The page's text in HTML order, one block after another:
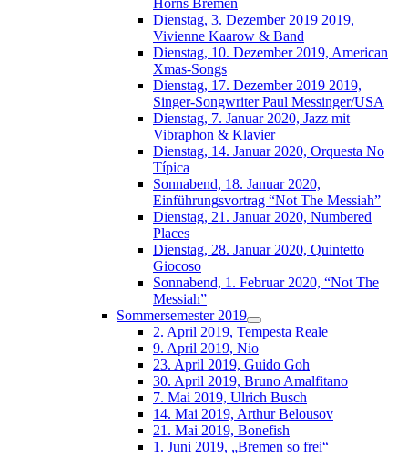
Dienstag, 3. Dezember 2019 2019,
Vivienne Kaarow & Band
Dienstag, 10. Dezember 2019, American
Xmas-Songs
Dienstag, 17. Dezember 2019 2019,
Singer-Songwriter Paul Messinger/USA
Dienstag, 7. Januar 2020, Jazz mit
Vibraphon & Klavier
Dienstag, 14. Januar 2020, Orquesta No
Típica
Sonnabend, 18. Januar 2020,
Einführungsvortrag “Not The Messiah”
Dienstag, 21. Januar 2020, Numbered
Places
Dienstag, 28. Januar 2020, Quintetto
Giocoso
Sonnabend, 1. Februar 2020, “Not The
Messiah”
Sommersemester 2019
2. April 2019, Tempesta Reale
9. April 2019, Nio
23. April 2019, Guido Goh
30. April 2019, Bruno Amalfitano
7. Mai 2019, Ulrich Busch
14. Mai 2019, Arthur Belousov
21. Mai 2019, Bonefish
1. Juni 2019, „Bremen so frei“